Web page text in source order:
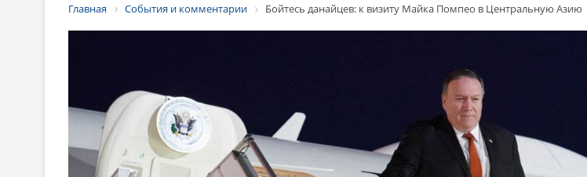
Главная События и комментарии Бойтесь данайцев: к визиту Майка Помпео в Центральную Азию